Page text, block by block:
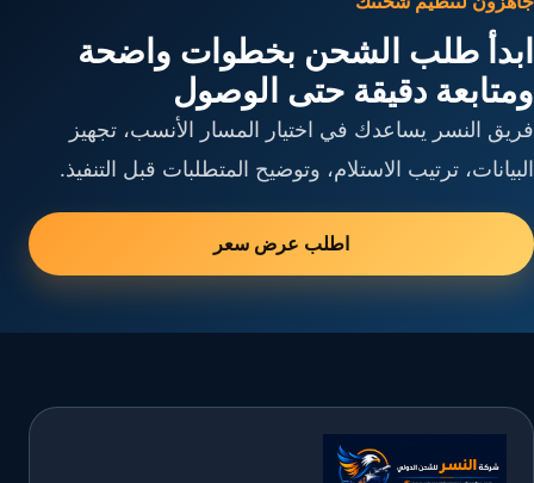
ابدأ طلب الشحن بخطوات واضحة
ومتابعة دقيقة حتى الوصول
فريق النسر يساعدك في اختيار المسار الأنسب، تجهيز
البيانات، ترتيب الاستلام، وتوضيح المتطلبات قبل التنفيذ.
اطلب عرض سعر